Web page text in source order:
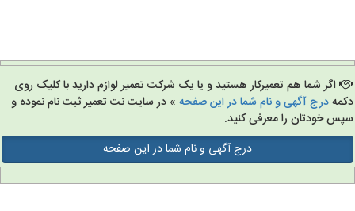
اگر شما هم تعمیرکار هستید و یا یک شرکت تعمیر لوازم دارید با کلیک روی
درج آگهی و نام شما در این صفحه» در سایت نت تعمیر ثبت نام نموده و
خودتان را معرفی کنید.
درج آگهی و نام شما در این صفحه